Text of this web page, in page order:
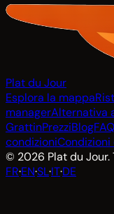
Plat du Jour
Esplora la mappa
managerAlternativa
GrattinPrezziBlogFAQ
condizioni
© 2026 Plat du
FR·EN·SL·IT·DE